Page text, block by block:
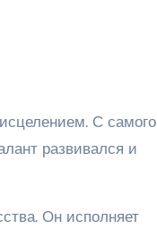
С самого
развивался и
Он исполняет